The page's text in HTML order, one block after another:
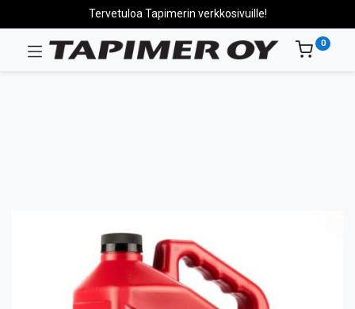
Tervetuloa Tapimerin verkkosivuille!
0